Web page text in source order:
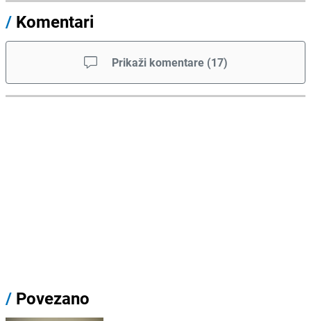
/ Komentari
Prikaži komentare (17)
/ Povezano